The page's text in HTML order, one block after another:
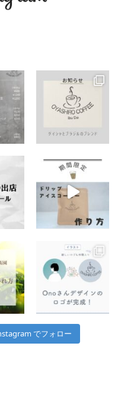
でフォロー